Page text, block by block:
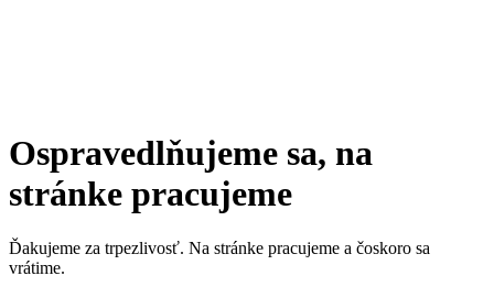
Ospravedlňujeme sa, na
stránke pracujeme
Ďakujeme za trpezlivosť. Na stránke pracujeme a čoskoro sa
vrátime.